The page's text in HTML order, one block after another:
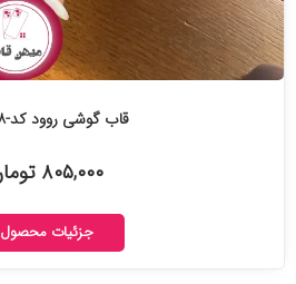
قاب گوشی روود کد-۱۰۸۱۲۸
۸۰۵,۰۰۰ تومان
جزئیات محصول